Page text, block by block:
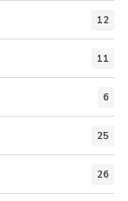
12
11
6
25
26